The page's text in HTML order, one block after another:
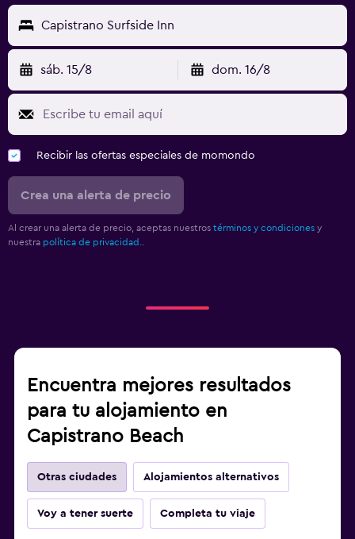
Capistrano Surfside Inn
sáb. 15/8 dom. 16/8
Recibir las ofertas especiales de momondo
Crea una alerta de precio
Al crear una alerta de precio, aceptas nuestros términos y condiciones y
nuestra política de privacidad.
Encuentra mejores resultados
para tu alojamiento en
Capistrano Beach
Otras ciudades Alojamientos alternativos
Voy a tener suerte Completa tu viaje